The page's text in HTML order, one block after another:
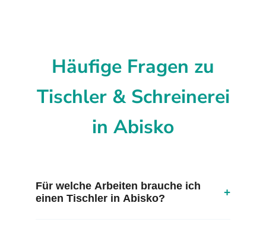
Häufige Fragen zu
Tischler & Schreinerei
in Abisko
Für welche Arbeiten brauche ich
einen Tischler in Abisko?
+